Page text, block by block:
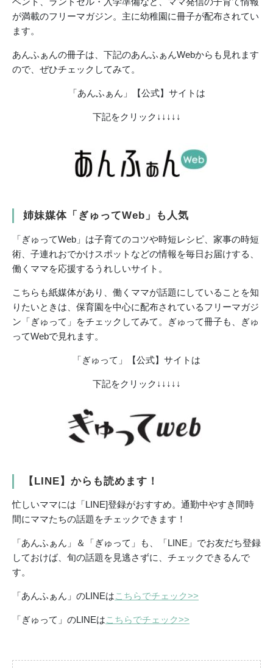
が満載のフリーマガジン。主に幼稚園に冊子が配布されてい
ます。
あんふぁんの冊子は、下記のあんふぁんWebからも見れます
ので、ぜひチェックしてみて。
「あんふぁん」【公式】サイトは
下記をクリック↓↓↓↓↓
姉妹媒体「ぎゅってWeb」も人気
「ぎゅってWeb」は子育てのコツや時短レシピ、家事の時短
術、子連れおでかけスポットなどの情報を毎日お届けする、
働くママを応援するうれしいサイト。
こちらも紙媒体があり、働くママが話題にしていることを知
りたいときは、保育園を中心に配布されているフリーマガジ
ン「ぎゅって」をチェックしてみて。ぎゅって冊子も、ぎゅ
ってWebで見れます。
「ぎゅって」【公式】サイトは
下記をクリック↓↓↓↓↓
【LINE】からも読めます！
忙しいママには「LINE]登録がおすすめ。通勤中やすき間時
間にママたちの話題をチェックできます！
「あんふぁん」＆「ぎゅって」も、「LINE」でお友だち登録
しておけば、旬の話題を見逃さずに、チェックできるんで
す。
「あんふぁん」のLINEはこちらでチェック>>
「ぎゅって」のLINEはこちらでチェック>>